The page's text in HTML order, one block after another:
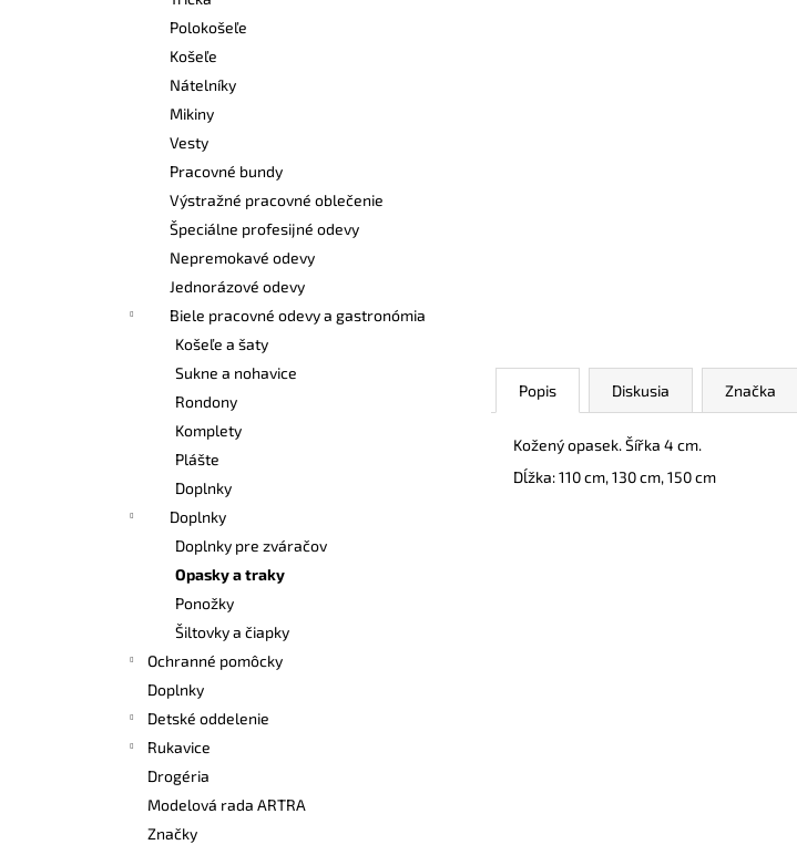
Polokošeľe
Košeľe
Nátelníky
Mikiny
Vesty
Pracovné bundy
Výstražné pracovné oblečenie
Špeciálne profesijné odevy
Nepremokavé odevy
Jednorázové odevy
Biele pracovné odevy a gastronómia
Košeľe a šaty
Sukne a nohavice
Rondony
Komplety
Plášte
Doplnky
Doplnky
Doplnky pre zváračov
Opasky a traky
Ponožky
Šiltovky a čiapky
Ochranné pomôcky
Doplnky
Detské oddelenie
Rukavice
Drogéria
Modelová rada ARTRA
Značky
Popis Diskusia Značka
Kožený opasek. Šířka 4 cm.
Dĺžka: 110 cm, 130 cm, 150 cm
VYSOKÁ BEZPEČNOSTNÁ OBUV UVEX 2
6935 S3 SRC TREND ČIERNA
€103,80